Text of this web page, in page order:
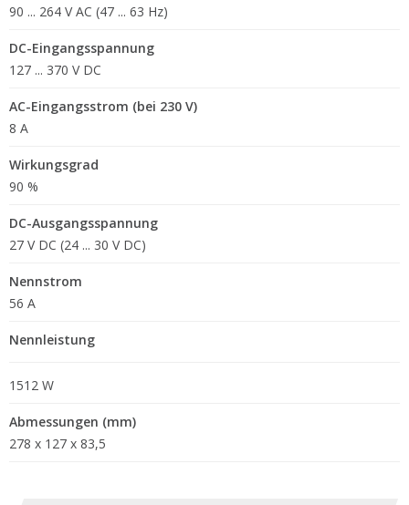
90 ... 264 V AC (47 ... 63 Hz)
DC-Eingangsspannung
127 ... 370 V DC
AC-Eingangsstrom (bei 230 V)
8 A
Wirkungsgrad
90 %
DC-Ausgangsspannung
27 V DC (24 ... 30 V DC)
Nennstrom
56 A
Nennleistung
1512 W
Abmessungen (mm)
278 x 127 x 83,5